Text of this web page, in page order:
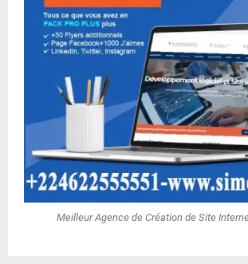
Meilleur Agence de Création de Site